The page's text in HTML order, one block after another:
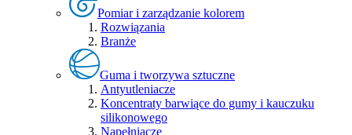
Pomiar i zarządzanie kolorem
Rozwiązania
Branże
Guma i tworzywa sztuczne
Antyutleniacze
Koncentraty barwiące do gumy i kauczuku
silikonowego
Napełniacze